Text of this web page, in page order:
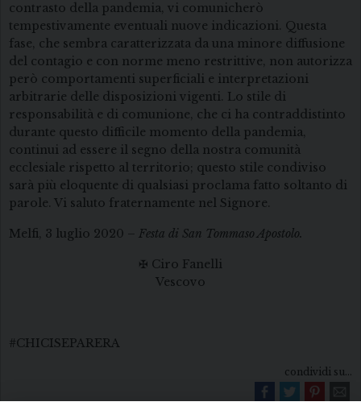
contrasto della pandemia, vi comunicherò
tempestivamente eventuali nuove indicazioni. Questa
fase, che sembra caratterizzata da una minore diffusione
del contagio e con norme meno restrittive, non autorizza
però comportamenti superficiali e interpretazioni
arbitrarie delle disposizioni vigenti. Lo stile di
responsabilità e di comunione, che ci ha contraddistinto
durante questo difficile momento della pandemia,
continui ad essere il segno della nostra comunità
ecclesiale rispetto al territorio; questo stile condiviso
sarà più eloquente di qualsiasi proclama fatto soltanto di
parole. Vi saluto fraternamente nel Signore.
Melfi, 3 luglio 2020 – Festa di San Tommaso Apostolo.
✠ Ciro Fanelli
Vescovo
#CHICISEPARERA
condividi su...